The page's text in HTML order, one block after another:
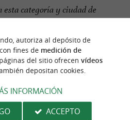
categoría y ciudad de
n
u
e
s
t
r
o
f
a
v
o
r
i
t
o
autoriza al depósito de
fines de medición de
del sitio ofrecen vídeos
depositan cookies.
INFORMACIÓN
ACCEPTO